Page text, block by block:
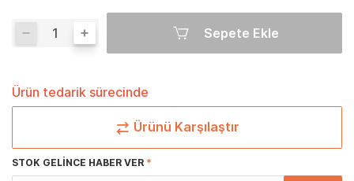
Sepete Ekle
Ürün tedarik sürecinde
Ürünü Karşılaştır
STOK GELINCE HABER VER